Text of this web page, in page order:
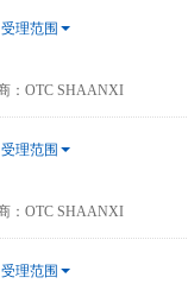
受理范围
：OTC SHAANXI
受理范围
：OTC SHAANXI
受理范围